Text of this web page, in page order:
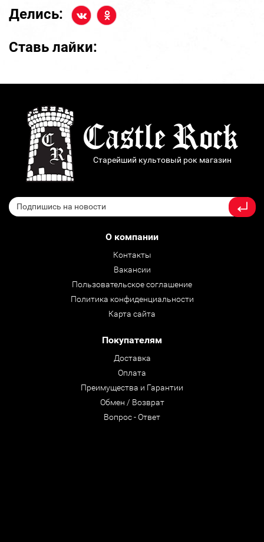
Делись:
Ставь лайки:
Старейший культовый рок магазин
О компании
Контакты
Вакансии
Пользовательское соглашение
Политика конфиденциальности
Карта сайта
Покупателям
Доставка
Оплата
Преимущества и Гарантии
Обмен / Возврат
Вопрос - Ответ